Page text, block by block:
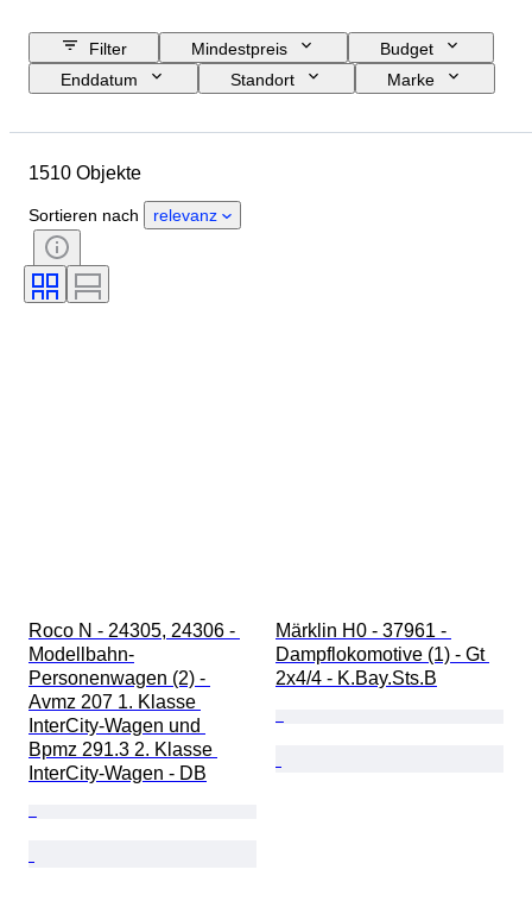
Filter Mindestpreis
Budget
Enddatum
Standort
Marke
Periode
Maßstab
Stromversorgung
Eisenbahngesellschaft
Original/Nachbau
1510 Objekte
Sortieren nach relevanz
Roco N - 24305, 24306 -
Modellbahn-
Personenwagen (2) -
Avmz 207 1. Klasse
InterCity-Wagen und
Bpmz 291.3 2. Klasse
InterCity-Wagen - DB
Märklin H0 - 37961 -
Dampflokomotive (1) - Gt
2x4/4 - K.Bay.Sts.B